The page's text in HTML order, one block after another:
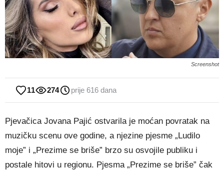
Screenshot
11 274 prije 616 dana
Pjevačica Jovana Pajić ostvarila je moćan povratak na
muzičku scenu ove godine, a njezine pjesme „Ludilo
moje” i „Prezime se briše” brzo su osvojile publiku i
postale hitovi u regionu. Pjesma „Prezime se briše” čak